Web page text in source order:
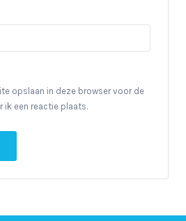
opslaan in deze browser voor de
ik een reactie plaats.